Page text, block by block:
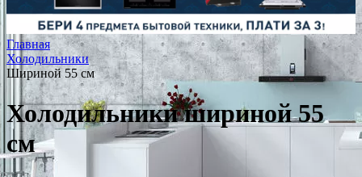
Главная
Холодильники
Шириной 55 см
Холодильники шириной 55
см